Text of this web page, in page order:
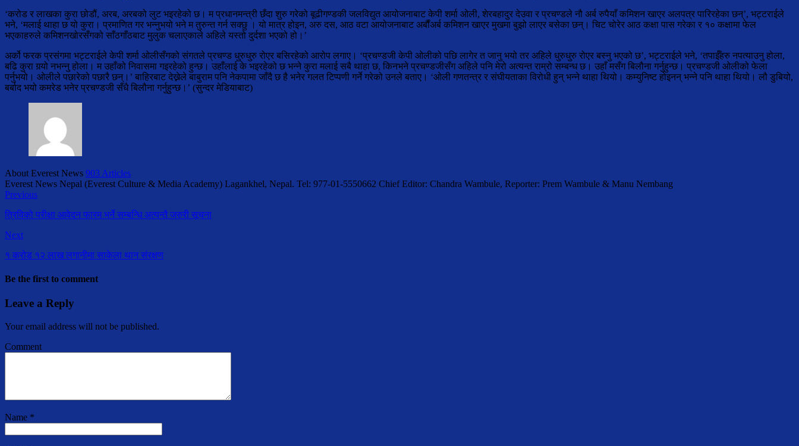
‘करोड र लाखका कुरा छोडौं, अरब, अरबको लुट भइरहेको छ। म प्रधानमन्त्री छँदा शुरु गरेको बूढीगण्डकी जलविद्युत आयोजनाबाट केपी शर्मा ओली, शेरबहादुर देउवा र प्रचण्डले नौ अर्ब रुपैयाँ कमिशन खाएर अलपत्र पारिरहेका छन्’, भट्टराईले
भने, ‘मलाई थाहा छ यो कुरा। प्रमाणित गर भन्नुभयो भने म तुरुन्त गर्न सक्छु । यो मात्र होइन, अरु दस, आठ वटा आयोजनाबाट अर्बौंअर्ब कमिशन खाएर मुखमा बुझो लाएर बसेका छन्। चिट चोरेर आठ कक्षा पास गरेका र १० कक्षामा फेल
भएकाहरुले कमिशनखोरसँगको साँठगाँठबाट मुलुक चलाएकाले अहिले यस्तो दुर्दशा भएको हो।’
अर्को फरक प्रसंगमा भट्टराईले केपी शर्मा ओलीसँगको संगतले प्रचण्ड धुरुधुरु रोएर बसिरहेको आरोप लगाए। ‘प्रचण्डजी केपी ओलीको पछि लागेर त जानु भयो तर अहिले धुरुधुरु रोएर बस्नु भएको छ’, भट्टराईले भने, ‘तपाईँहरु नपत्याउनु होला,
बढि कुरा गर्‍यो नभन्नु होला। म उहाँको निवासमा गइरहेको हुन्छ। उहाँलाई के भइरहेको छ भन्ने कुरा मलाई सबै थाहा छ, किनभने प्रचण्डजीसँग अहिले पनि मेरो अत्यन्त राम्रो सम्बन्ध छ। उहाँ मसँग बिलौना गर्नुहुन्छ। प्रचण्डजी ओलीको फेला
पर्नुभयो। ओलीले पछारेको पछारै छन्।’ बाहिरबाट देख्नेले बाबुराम पनि नेकपामा जाँदै छ है भनेर गलत टिप्पणी गर्ने गरेको उनले बताए। ‘ओली गणतन्त्र र संघीयताका विरोधी हुन् भन्ने थाहा थियो। कम्युनिष्ट होइनन् भन्ने पनि थाहा थियो। लौ डुबियो,
बर्बाद भयो कमरेड भनेर प्रचण्डजी सँधै बिलौना गर्नुहुन्छ।’ (सुन्दर मेडियाबाट)
About Everest News 903 Articles
Everest News Nepal (Everest Culture & Media Academy) Lagankhel, Nepal. Tel: 977-01-5550662 Chief Editor: Chandra Wambule, Reporter: Prem Wambule & Manu Nembang
Previous
त्रिविको परीक्षा आवेदन फारम भर्ने सम्बन्धि अत्यन्तै जरुरी सूचना
Next
१ करोड १२ लाख लगानीमा साकेला थान संरक्षण
Be the first to comment
Leave a Reply
Your email address will not be published.
Comment
Name *